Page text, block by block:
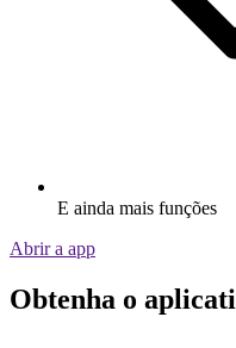
E ainda mais funções
Abrir a app
Obtenha o